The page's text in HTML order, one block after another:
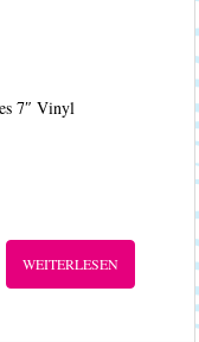
7″ Vinyl
WEITERLESEN